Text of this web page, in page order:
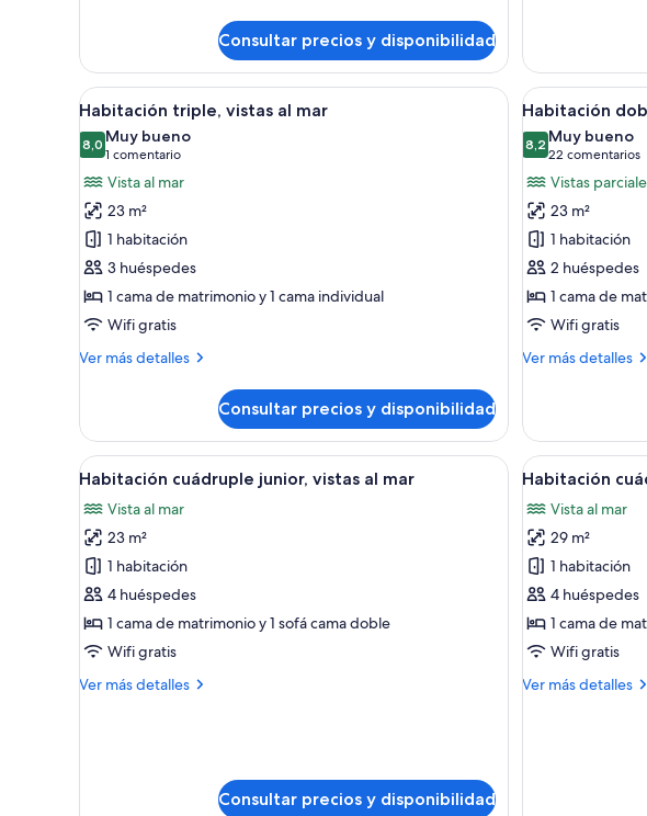
parciales
al
mar
adults)
Consultar precios y disponibilidad
adults
and
1
child)
familiar,
vistas
parciales
mar
adults
and
child)
Abrir
todas
las
fotos
de
Habitación
triple,
vistas
al
mar
Una habitación de hotel con dos camas, un escritorio
9
Habitación triple, vistas al mar
8,08,0 de 10
Muy bueno
1 comentario
(1 comentario)
Vista al mar
23 m²
1 habitación
3 huéspedes
1 cama de matrimonio y 1 cama individual
Wifi gratis
Ver más detalles
Más
triple,
vistas
al
Consultar precios y disponibilidad
Abrir
todas
las
fotos
de
Habitación
doble,
vistas
parciales
al
mar
7
Habitación
8,28,2 de 10
Muy bueno
22 comentarios
(22
Vistas
23 m²
1 habitación
2 huéspedes
1 cama de
Wifi gratis
Ver más detalles
Más
doble,
vistas
parciales
mar
Abrir
todas
las
fotos
de
Habitación
cuádruple
junior,
al
Un balcón con vista a la playa, una mesa y dos sillas.
14
Habitación cuádruple junior, vistas al mar
Vista al mar
23 m²
1 habitación
4 huéspedes
1 cama de matrimonio y 1 sofá cama doble
Wifi gratis
Ver más detalles
Más
Consultar precios y disponibilidad
Abrir
todas
las
fotos
de
Habitación
cuádruple
familiar,
al
9
Habitación
Vista al mar
29 m²
1 habitación
4 huéspedes
1 cama de
Wifi gratis
Ver más detalles
Más